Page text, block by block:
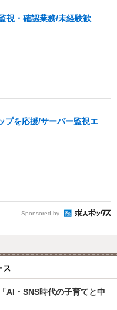
視・確認業務/未経験歓
プを応援/サーバー監視エ
Sponsored by
ス
AI・SNS時代の子育てと中